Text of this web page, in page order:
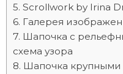
Scrollwork by Irina
Галерея
Шапочка с
схема узора
Шапочка